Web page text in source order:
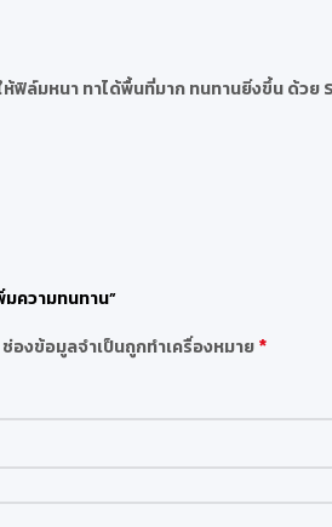
ฟิล์มหนา ทาได้พื้นที่มาก ทนทานยิ่งขึ้น ด้วย
มความทนทาน”
ช่องข้อมูลจำเป็นถูกทำเครื่องหมาย*